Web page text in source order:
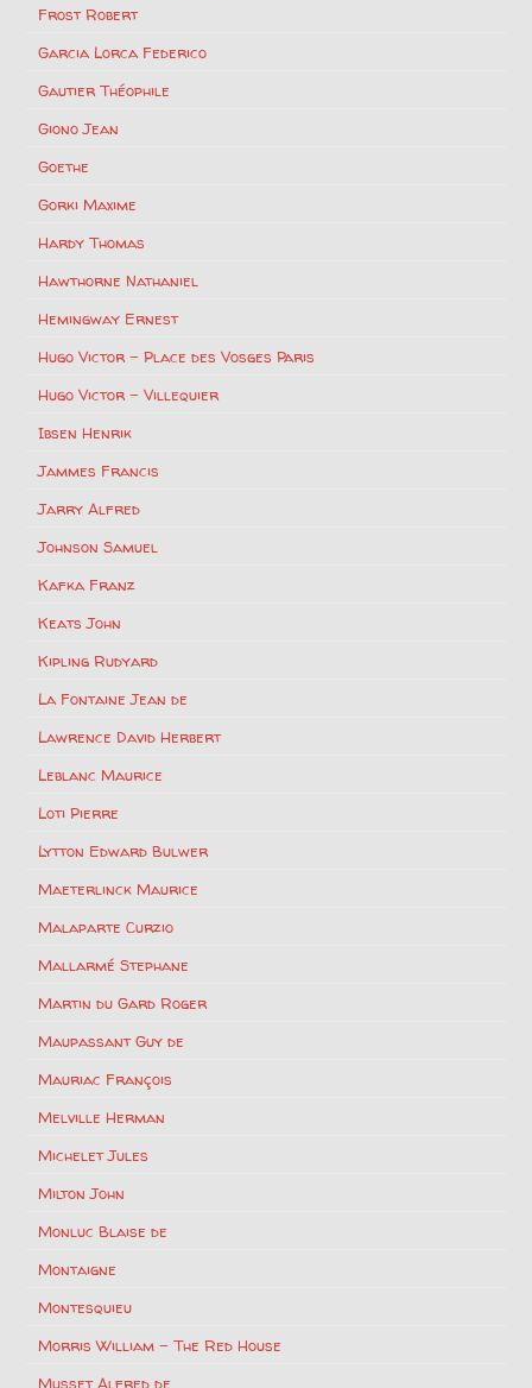
Frost Robert
Garcia Lorca Federico
Gautier Théophile
Giono Jean
Goethe
Gorki Maxime
Hardy Thomas
Hawthorne Nathaniel
Hemingway Ernest
Hugo Victor – Place des Vosges Paris
Hugo Victor – Villequier
Ibsen Henrik
Jammes Francis
Jarry Alfred
Johnson Samuel
Kafka Franz
Keats John
Kipling Rudyard
La Fontaine Jean de
Lawrence David Herbert
Leblanc Maurice
Loti Pierre
Lytton Edward Bulwer
Maeterlinck Maurice
Malaparte Curzio
Mallarmé Stephane
Martin du Gard Roger
Maupassant Guy de
Mauriac François
Melville Herman
Michelet Jules
Milton John
Monluc Blaise de
Montaigne
Montesquieu
Morris William – The Red House
Musset Alfred de